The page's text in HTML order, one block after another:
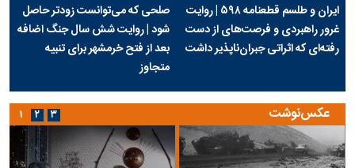
ایران و طلسم قطعنامه ۵۹۸ | روایت
غرور راهبردی و فرصت‌های از دست
رفته‌ای که اثراتی جبران‌ناپذیر داشت
صلحی که می‌توانست زودتر حاصل
شود | روایت شش سال جنگ اضافه
بعد از فتح خرمشهر برای تنبیه
متجاوز
عکس‌نوشت ۱ ۲ ۳